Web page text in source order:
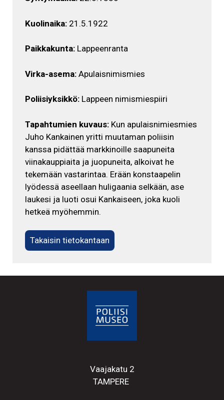
Kuolinaika: 21.5.1922
Paikkakunta: Lappeenranta
Virka-asema: Apulaisnimismies
Poliisiyksikkö: Lappeen nimismiespiiri
Tapahtumien kuvaus: Kun apulaisnimiesmies
Juho Kankainen yritti muutaman poliisin
kanssa pidättää markkinoille saapuneita
viinakauppiaita ja juopuneita, alkoivat he
tekemään vastarintaa. Erään konstaapelin
lyödessä aseellaan huligaania selkään, ase
laukesi ja luoti osui Kankaiseen, joka kuoli
hetkeä myöhemmin.
Takaisin tietokantaan
Vaajakatu 2
TAMPERE